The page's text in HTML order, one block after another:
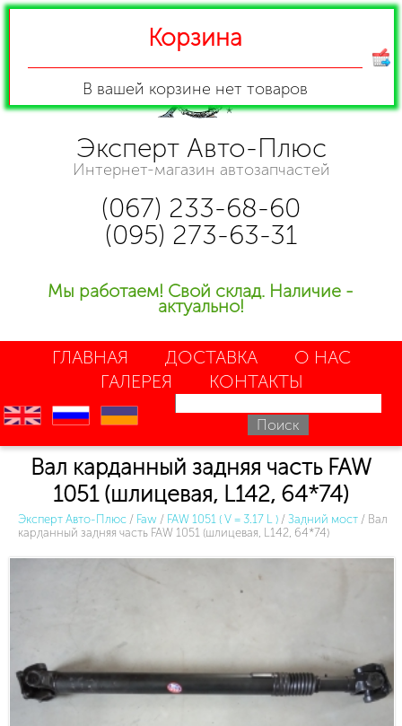
Эксперт Авто-Плюс
Интернет-магазин автозапчастей
(067) 233-68-60
(095) 273-63-31
Мы работаем! Свой склад. Наличие -
актуально!
ГЛАВНАЯ ДОСТАВКА
О НАС
ГАЛЕРЕЯ
КОНТАКТЫ
en ru uk
Вал карданный задняя часть FAW
1051 (шлицевая, L142, 64*74)
Эксперт Авто-Плюс / Faw / FAW 1051 ( V = 3.17 L ) / Задний мост / Вал
карданный задняя часть FAW 1051 (шлицевая, L142, 64*74)
Корзина
В вашей корзине нет товаров